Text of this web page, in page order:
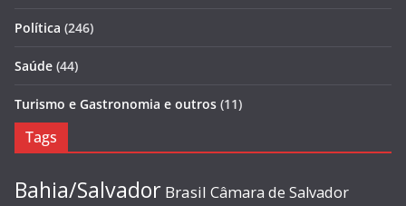
Política (246)
Saúde (44)
Turismo e Gastronomia e outros (11)
Tags
Bahia/Salvador Brasil Câmara de Salvador